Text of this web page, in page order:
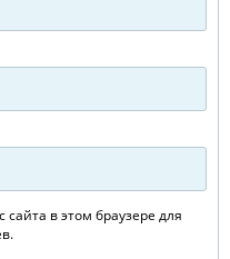
в этом браузере для